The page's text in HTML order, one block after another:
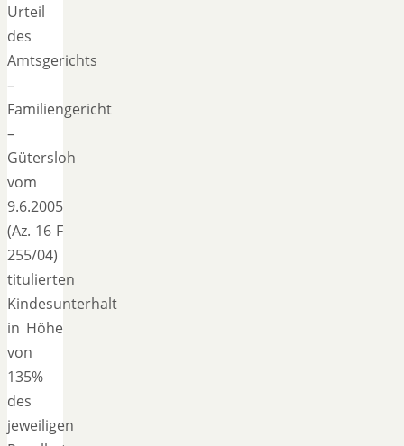
Urteil
des
Amtsgerichts
–
Familiengericht
–
Gütersloh
vom
9.6.2005
(Az. 16 F
255/04)
titulierten
Kindesunterhalt
in Höhe
von
135%
des
jeweiligen